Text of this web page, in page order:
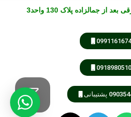
جمالزاده پلاک 130 واحد3
پشتیبانی